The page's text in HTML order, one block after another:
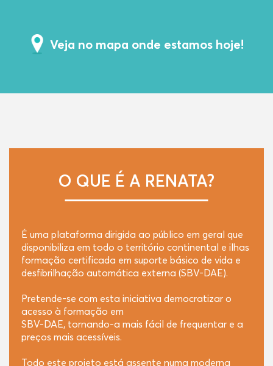
Veja no mapa onde estamos hoje!
O QUE É A RENATA?
É uma plataforma dirigida ao público em geral que
disponibiliza em todo o território continental e ilhas
formação certificada em suporte básico de vida e
desfibrilhação automática externa (SBV-DAE).
Pretende-se com esta iniciativa democratizar o
acesso à formação em
SBV-DAE, tornando-a mais fácil de frequentar e a
preços mais acessíveis.
Todo este projeto está assente numa moderna